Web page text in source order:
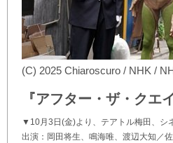
(C) 2025 Chiaroscuro / NHK /
『アフター・ザ・クエ
▼10月3日(金)より、テアトル梅田、シ
出演：岡⽥将⽣、鳴海唯、渡辺⼤知／